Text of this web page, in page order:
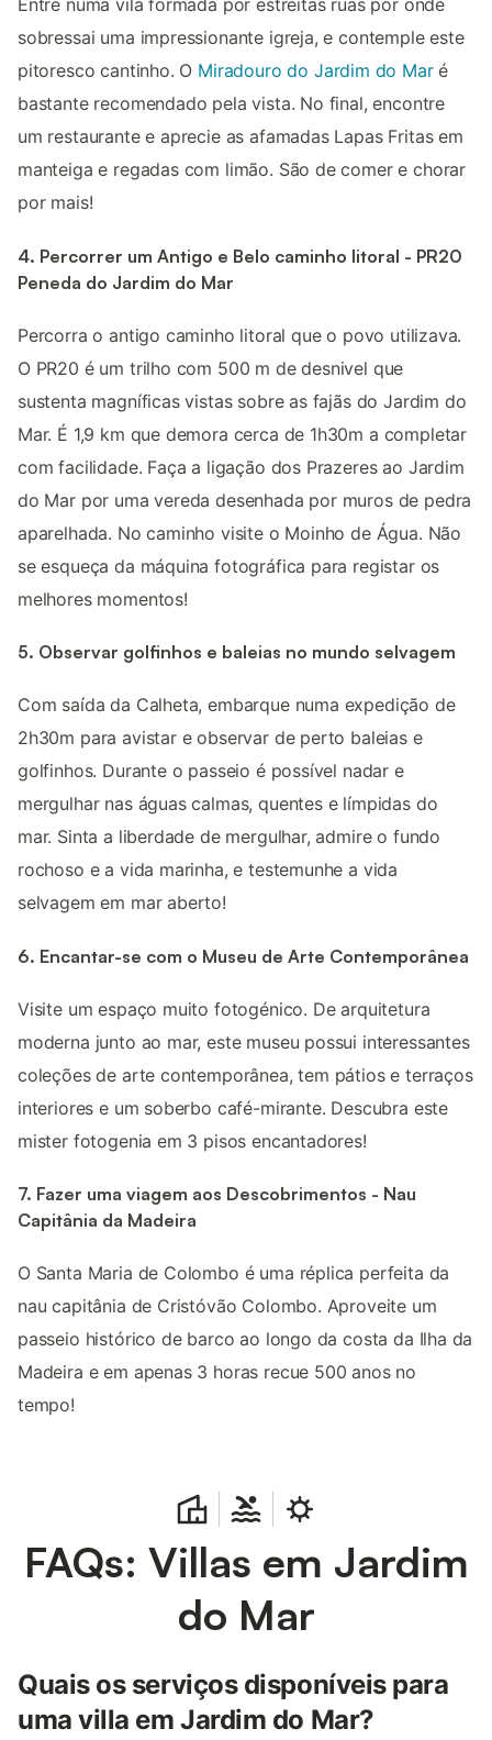
Entre numa vila formada por estreitas ruas por onde
sobressai uma impressionante igreja, e contemple este
pitoresco cantinho. O Miradouro do Jardim do Maré
bastante recomendado pela vista. No final, encontre
um restaurante e aprecie as afamadas Lapas Fritas em
manteiga e regadas com limão. São de comer e chorar
por mais!
4. Percorrer um Antigo e Belo caminho litoral - PR20
Peneda do Jardim do Mar
Percorra o antigo caminho litoral que o povo utilizava.
O PR20 é um trilho com 500 m de desnivel que
sustenta magníficas vistas sobre as fajãs do Jardim do
Mar. É 1,9 km que demora cerca de 1h30m a completar
com facilidade. Faça a ligação dos Prazeres ao Jardim
do Mar por uma vereda desenhada por muros de pedra
aparelhada. No caminho visite o Moinho de Água. Não
se esqueça da máquina fotográfica para registar os
melhores momentos!
5. Observar golfinhos e baleias no mundo selvagem
Com saída da Calheta, embarque numa expedição de
2h30m para avistar e observar de perto baleias e
golfinhos. Durante o passeio é possível nadar e
mergulhar nas águas calmas, quentes e límpidas do
mar. Sinta a liberdade de mergulhar, admire o fundo
rochoso e a vida marinha, e testemunhe a vida
selvagem em mar aberto!
6. Encantar-se com o Museu de Arte Contemporânea
Visite um espaço muito fotogénico. De arquitetura
moderna junto ao mar, este museu possui interessantes
coleções de arte contemporânea, tem pátios e terraços
interiores e um soberbo café-mirante. Descubra este
mister fotogenia em 3 pisos encantadores!
7. Fazer uma viagem aos Descobrimentos - Nau
Capitânia da Madeira
O Santa Maria de Colombo é uma réplica perfeita da
nau capitânia de Cristóvão Colombo. Aproveite um
passeio histórico de barco ao longo da costa da Ilha da
Madeira e em apenas 3 horas recue 500 anos no
tempo!
FAQs: Villas em Jardim
do Mar
Quais os serviços disponíveis para
uma villa em Jardim do Mar?